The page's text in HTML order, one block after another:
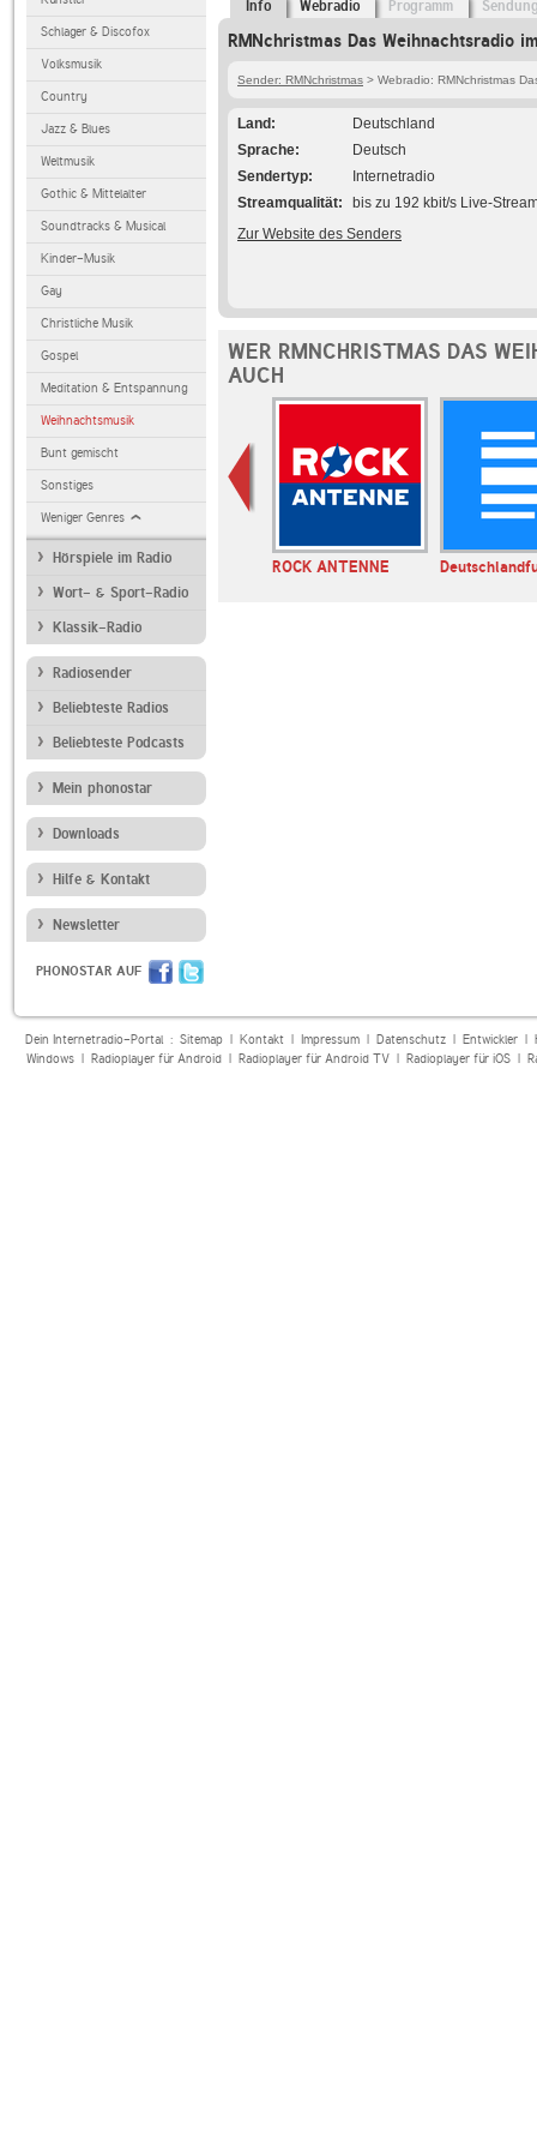
Schlager & Discofox
Volksmusik
Country
Jazz & Blues
Weltmusik
Gothic & Mittelalter
Soundtracks & Musical
Kinder-Musik
Gay
Christliche Musik
Gospel
Meditation & Entspannung
Weihnachtsmusik
Bunt gemischt
Sonstiges
Weniger Genres
Hörspiele im Radio
Wort- & Sport-Radio
Klassik-Radio
Radiosender
Beliebteste Radios
Beliebteste Podcasts
Mein phonostar
Downloads
Hilfe & Kontakt
Newsletter
PHONOSTAR AUF
Info Webradio Programm
RMNchristmas Das Weihnachtsradio
Sender: RMNchristmas > Webradio: RMNchristmas
Land
Deutschland
Sprache
Deutsch
Sendertyp
Internetradio
Streamqualität
bis zu 192 kbit/s Live-
Zur Website des Senders
WER RMNCHRISTMAS DAS
AUCH
Pop ROCK ANTENNE
Dein Internetradio-Portal : Sitemap| Kontakt| Impressum| Datenschutz| Entwickler|
Windows| Radioplayer für Android| Radioplayer für Android TV| Radioplayer für iOS|